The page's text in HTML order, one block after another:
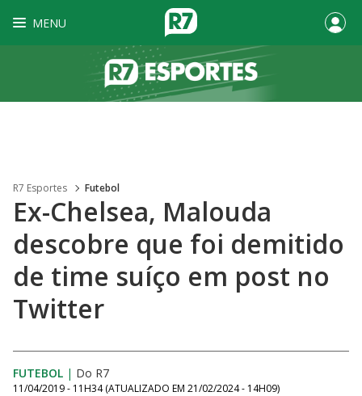
MENU
R7 Esportes Futebol
Ex-Chelsea, Malouda
descobre que foi demitido
de time suíço em post no
Twitter
FUTEBOL | Do R7
11/04/2019 - 11H34 (ATUALIZADO EM 21/02/2024 - 14H09)